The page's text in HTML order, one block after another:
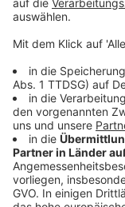
Die Single von
besten Mix und
dabei.
Anzeige
Zoe Wees'
Anzeige